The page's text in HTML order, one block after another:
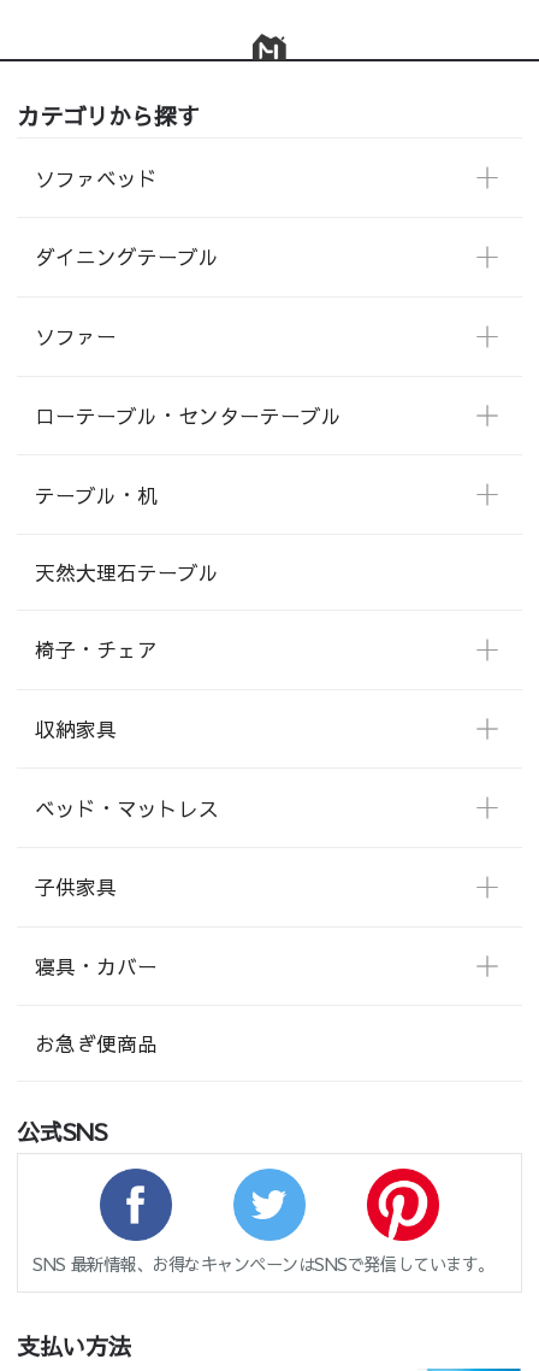
カテゴリから探す
ソファベッド
ダイニングテーブル
ソファー
ローテーブル・センターテーブル
テーブル・机
天然大理石テーブル
椅子・チェア
収納家具
ベッド・マットレス
子供家具
寝具・カバー
お急ぎ便商品
公式SNS
SNS 最新情報、お得なキャンペーンはSNSで発信しています。
支払い方法